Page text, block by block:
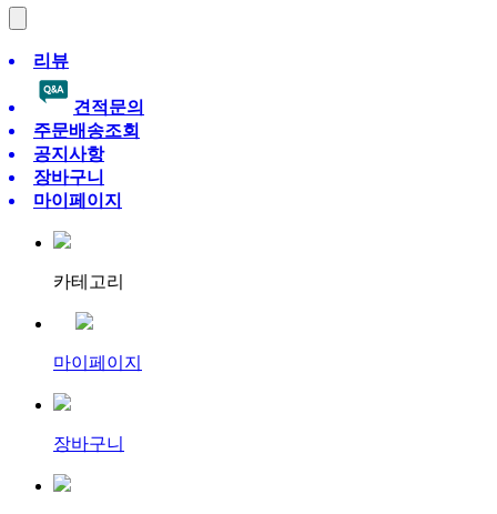
리뷰
견적문의
주문배송조회
공지사항
장바구니
마이페이지
카테고리
마이페이지
장바구니